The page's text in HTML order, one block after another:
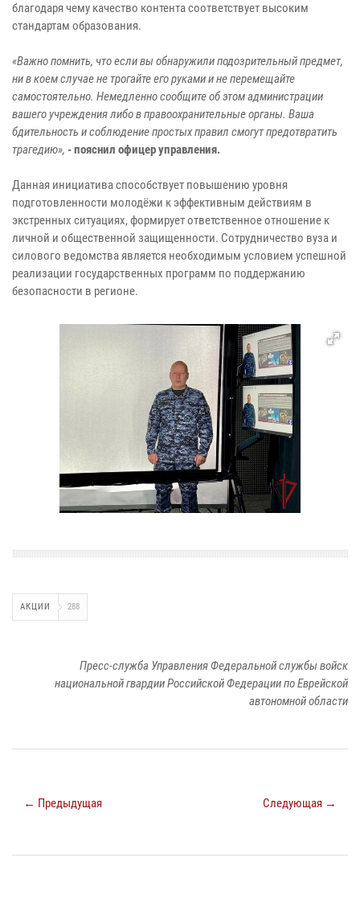
благодаря чему качество контента соответствует высоким
стандартам образования.
«Важно помнить, что если вы обнаружили подозрительный предмет,
ни в коем случае не трогайте его руками и не перемещайте
самостоятельно. Немедленно сообщите об этом администрации
вашего учреждения либо в правоохранительные органы. Ваша
бдительность и соблюдение простых правил смогут предотвратить
трагедию», -пояснил офицер управления.
Данная инициатива способствует повышению уровня
подготовленности молодёжи к эффективным действиям в
экстренных ситуациях, формирует ответственное отношение к
личной и общественной защищенности. Сотрудничество вуза и
силового ведомства является необходимым условием успешной
реализации государственных программ по поддержанию
безопасности в регионе.
АКЦИИ 288
Пресс-служба Управления Федеральной службы войск
национальной гвардии Российской Федерации по Еврейской
автономной области
← Предыдущая Следующая →